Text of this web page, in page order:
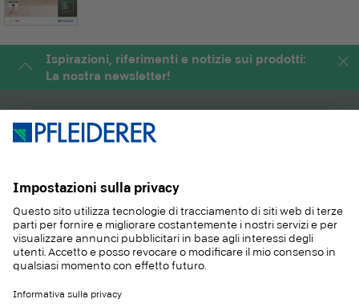
Ispirazioni, riferimenti e notizie sui prodotti:
La nostra newsletter!
PRODOTTI
APPLICAZIONI
SOSTENIBILITA
SERVIZIO
CONTATTO